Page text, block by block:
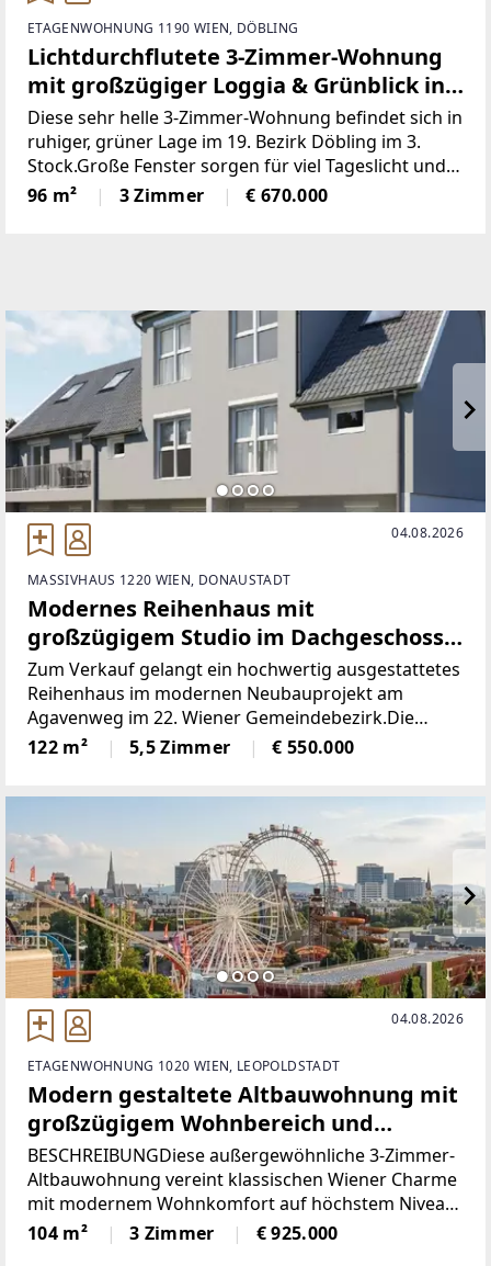
ETAGENWOHNUNG 1190 WIEN, DÖBLING
Lichtdurchflutete 3-Zimmer-Wohnung
mit großzügiger Loggia & Grünblick in
bester Döblinger Lage!
Diese sehr helle 3-Zimmer-Wohnung befindet sich in
ruhiger, grüner Lage im 19. Bezirk Döbling im 3.
Stock.Große Fenster sorgen für viel Tageslicht und
eine freundliche Wohnatmosphäre mit schönem
Grünblick.Der Wohnbereich besteht aus einem
96 m² 3 Zimmer € 670.000
04.08.2026
MASSIVHAUS 1220 WIEN, DONAUSTADT
Modernes Reihenhaus mit
großzügigem Studio im Dachgeschoss |
Erstbezug | 1220 Wien!
Zum Verkauf gelangt ein hochwertig ausgestattetes
Reihenhaus im modernen Neubauprojekt am
Agavenweg im 22. Wiener Gemeindebezirk.Die
Immobilie überzeugt durch eine durchdachte
Raumaufteilung über drei Ebenen, großzügige
122 m² 5,5 Zimmer € 550.000
04.08.2026
ETAGENWOHNUNG 1020 WIEN, LEOPOLDSTADT
Modern gestaltete Altbauwohnung mit
großzügigem Wohnbereich und
südseitigen Außenflächen
BESCHREIBUNGDiese außergewöhnliche 3-Zimmer-
Altbauwohnung vereint klassischen Wiener Charme
mit modernem Wohnkomfort auf höchstem Niveau
und könnte schon bald Ihr neues Zuhause sein.Die
durchdachte Raumaufteilung schafft ein
104 m² 3 Zimmer € 925.000